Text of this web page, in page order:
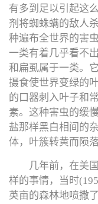
有多到足以引起这
剂将蜘蛛螨的敌人
种遍布全世界的害
一类有着几乎看不
和扁虱属于一类。
摄食使世界变绿的
的口器刺入叶子和
素。这种害虫的缓
盐那样黑白相间的
体，叶簇转黄而陨落
几年前，在美
样的事情，当时
英亩的森林地喷撒